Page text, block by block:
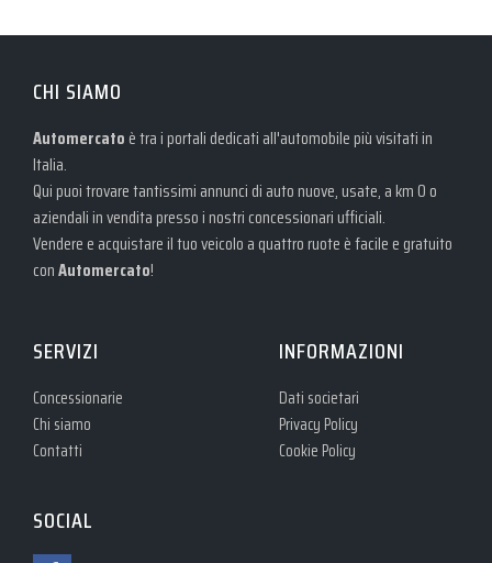
CHI SIAMO
Automercato è tra i portali dedicati all'automobile più visitati in
Italia.
Qui puoi trovare tantissimi annunci di auto nuove, usate, a km 0 o
aziendali in vendita presso i nostri concessionari ufficiali.
Vendere e acquistare il tuo veicolo a quattro ruote è facile e gratuito
conAutomercato!
SERVIZI
Concessionarie
Chi siamo
Contatti
INFORMAZIONI
Dati societari
Privacy Policy
Cookie Policy
SOCIAL